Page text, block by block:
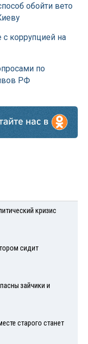
обойти вето
коррупцией на
по
РФ
кризис
сидит
зайчики и
старого станет